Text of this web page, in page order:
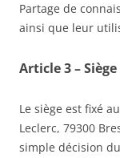
Partage de
ainsi que leur
Article 3 –
Le siège est fixé
Leclerc, 79300
simple décision